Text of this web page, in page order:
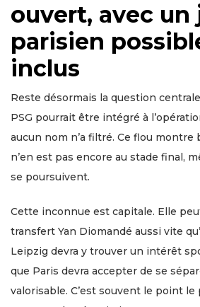
ouvert, avec un
parisien
inclus
Reste désormais la question
PSG pourrait être intégré à
aucun nom n’a filtré. Ce flou montre
n’en est pas encore au stade final,
se poursuivent.
Cette inconnue est capitale. Elle
transfert Yan Diomandé aussi vite
Leipzig devra y trouver un intérêt
que Paris devra accepter de se
valorisable. C’est souvent le point